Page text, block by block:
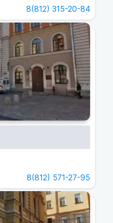
8(812) 315-20-84
8(812) 571-27-95